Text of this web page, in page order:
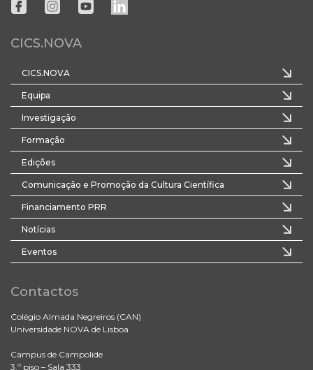
CICS.NOVA
CICS.NOVA
Equipa
Investigação
Formação
Edições
Comunicação e Promoção da Cultura Científica
Financiamento PRR
Notícias
Eventos
Contactos
Colégio Almada Negreiros (CAN)
Universidade NOVA de Lisboa
Campus de Campolide
3.º piso – Sala 333